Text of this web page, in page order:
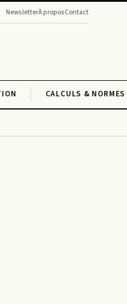
NewsletterÀ proposContact
CALCULS &